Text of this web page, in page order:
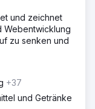
Ads-Strategie
zu erhöhen
Nach
Aktivitäten auf
Instagram.
und zeichnet
Webentwicklung
zu senken und
+37
und Getränke